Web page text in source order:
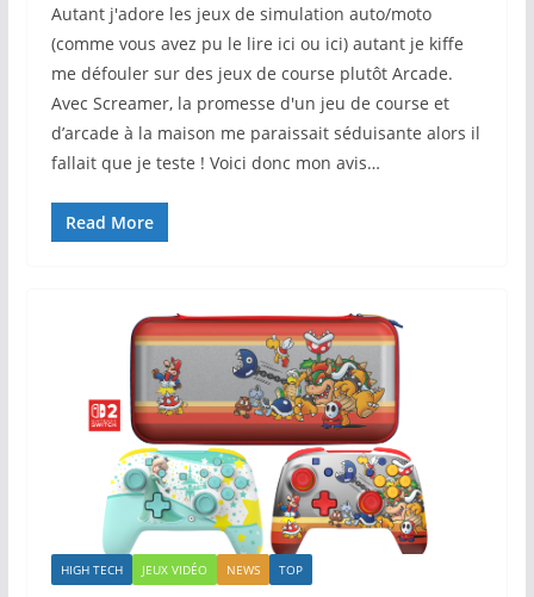
Autant j'adore les jeux de simulation auto/moto
(comme vous avez pu le lire ici ou ici) autant je kiffe
me défouler sur des jeux de course plutôt Arcade.
Avec Screamer, la promesse d'un jeu de course et
d’arcade à la maison me paraissait séduisante alors il
fallait que je teste ! Voici donc mon avis…
Read More
HIGH TECH JEUX VIDÉO NEWS TOP